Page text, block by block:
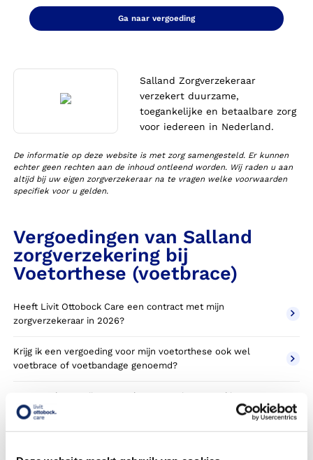
Ga naar vergoeding
Salland Zorgverzekeraar
verzekert duurzame,
toegankelijke en betaalbare zorg
voor iedereen in Nederland.
De informatie op deze website is met zorg samengesteld. Er kunnen
echter geen rechten aan de inhoud ontleend worden. Wij raden u aan
altijd bij uw eigen zorgverzekeraar na te vragen welke voorwaarden
specifiek voor u gelden.
Vergoedingen van Salland
zorgverzekering bij
Voetorthese (voetbrace)
Heeft Livit Ottobock Care een contract met mijn
zorgverzekeraar in 2026?
Krijg ik een vergoeding voor mijn voetorthese ook wel
voetbrace of voetbandage genoemd?
Wanneer komt mijn voetorthese NIET in aanmerking voor
vergoeding via mijn zorgverzekeraar?